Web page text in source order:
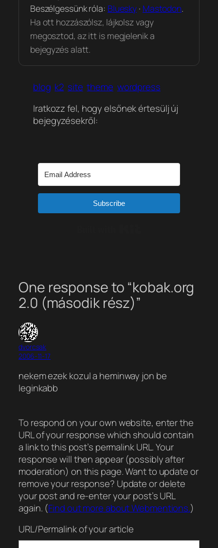
Beszélgessünk róla: Bluesky · Mastodon.
Ha ott hozzászólsz, lájkolsz vagy
megosztod, az itt is megjelenik a
bejegyzés alatt.
blog k2 site theme wordpress
Iratkozz fel, hogy elsőnek értesülj új
bejegyzésekről:
Subscribe
One response to “kobak.org
2.0 (második rész)”
dvorcsak
2006-11-17
nekem ezek kozul a heminway jon be
leginkabb
To respond on your own website, enter the
URL of your response which should contain
a link to this post’s permalink URL. Your
response will then appear (possibly after
moderation) on this page. Want to update or
remove your response? Update or delete
your post and re-enter your post’s URL
again. (Find out more about Webmentions.)
URL/Permalink of your article